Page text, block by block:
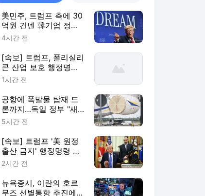
美민주, 트럼프 측에 30
억원 건넨 韓기업 정조
준…"잠재적 뇌물"
4시간 전
[속보] 트럼프, 폴리실리
콘 산업 보호 행정명령
서명
1시간 전
공항에 폭발물 탑재 드
론까지…독일 정부 "새
로운 차원 위협"(종합)
5시간 전
[속보] 트럼프 '美 원정
출산 금지' 행정명령 서
명
2시간 전
뉴욕증시, 이란의 호르
무즈 선별통항 추진에